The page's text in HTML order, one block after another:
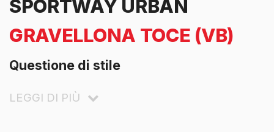
SPORTWAY URBAN
GRAVELLONA TOCE (VB)
Questione di stile
LEGGI DI PIÙ